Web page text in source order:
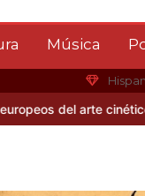
Música
del arte cinético